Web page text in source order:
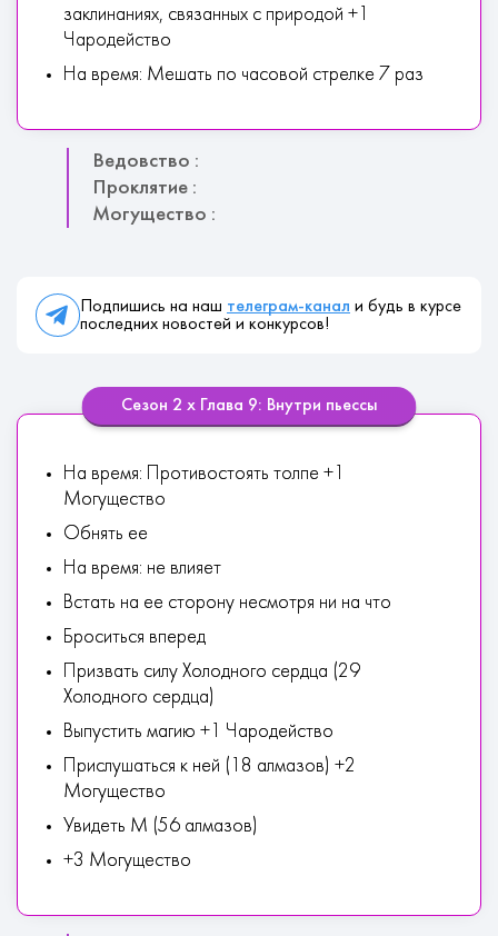
заклинаниях, связанных с природой +1
Чародейство
На время: Мешать по часовой стрелке 7 раз
Ведовство :
Проклятие :
Могущество :
Подпишись на наш телеграм-канал и будь в курсе
последних новостей и конкурсов!
Сезон 2 х Глава 9: Внутри пьессы
На время: Противостоять толпе +1
Могущество
Обнять ее
На время: не влияет
Встать на ее сторону несмотря ни на что
Броситься вперед
Призвать силу Холодного сердца (29
Холодного сердца)
Выпустить магию +1 Чародейство
Прислушаться к ней (18 алмазов) +2
Могущество
Увидеть М (56 алмазов)
+3 Могущество